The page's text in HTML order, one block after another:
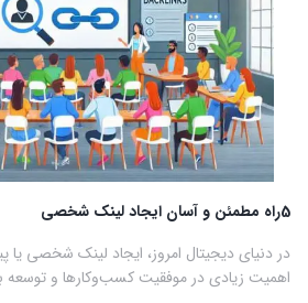
5راه مطمئن و آسان ایجاد لینک شخصی
در دنیای دیجیتال امروز، ایجاد لینک شخصی
اهمیت زیادی در موفقیت کسب‌وکارها و